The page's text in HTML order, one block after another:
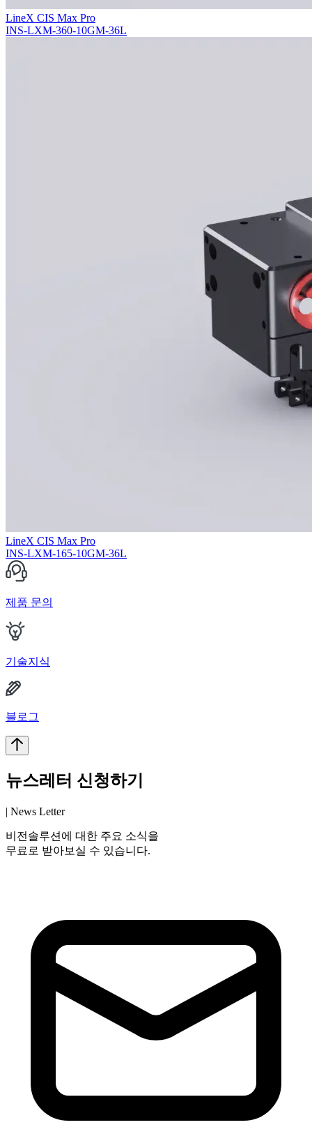
LineX CIS Max Pro
INS-LXM-360-10GM-36L
LineX CIS Max Pro
INS-LXM-165-10GM-36L
제품 문의
기술지식
블로그
뉴스레터 신청하기
| News Letter
비전솔루션에 대한 주요 소식을
무료로 받아보실 수 있습니다.